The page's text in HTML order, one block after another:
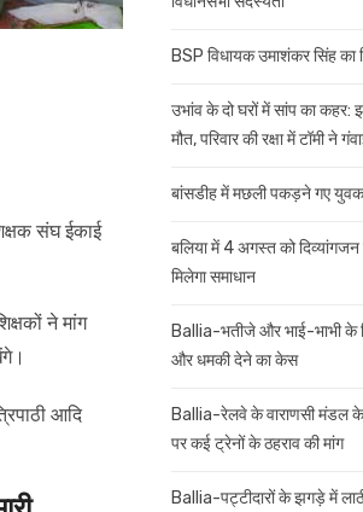
संघ ईकाई
ने मांग
आदि
BSP विधायक उमाशंकर सिंह का
उभांव के दो घरों में सांप का
मौत, परिवार की रक्षा में टॉमी ने
बांसडीह में मछली पकड़ने गए
बलिया में 4 अगस्त को
मिलेगा समाधान
Ballia-भतीजे और भाई-भाभी के
और धमकी देने का केस
Ballia-रेलवे के वाराणसी मंडल
पर कई ट्रेनों के ठहराव की मांग
Ballia-पट्टीदारों के झगड़े में